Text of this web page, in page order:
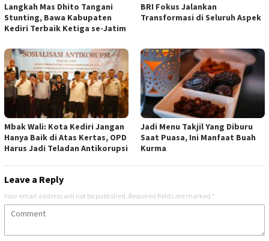
Langkah Mas Dhito Tangani
Stunting, Bawa Kabupaten
Kediri Terbaik Ketiga se-Jatim
BRI Fokus Jalankan
Transformasi di Seluruh Aspek
Mbak Wali: Kota Kediri Jangan
Hanya Baik di Atas Kertas, OPD
Harus Jadi Teladan Antikorupsi
Jadi Menu Takjil Yang Diburu
Saat Puasa, Ini Manfaat Buah
Kurma
Leave a Reply
Your email address will not be published. Required fields are marked *